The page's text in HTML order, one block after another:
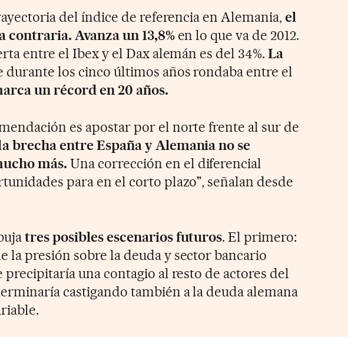
del índice de referencia en Alemania,el
contraria. Avanza un 13,8%en lo que va de 2012.
entre el Ibex y el Dax alemán es del 34%.La
durante los cinco últimos años rondaba entre el
un récord en 20 años.
es apostar por el norte frente al sur de
a brecha entre España y Alemania no se
más. Una corrección en el diferencial
para en el corto plazo", señalan desde
tres posibles escenarios futuros. El primero:
la presión sobre la deuda y sector bancario
precipitaría una contagio al resto de actores del
castigando también a la deuda alemana